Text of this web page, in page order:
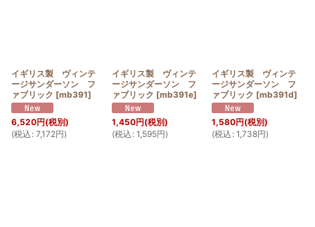
イギリス製 ヴィンテ
ージサンダーソン フ
ァブリック [mb391]
6,520円(税別)
(税込 : 7,172円)
イギリス製 ヴィンテ
ージサンダーソン フ
ァブリック [mb391e]
1,450円(税別)
(税込 : 1,595円)
イギリス製 ヴィンテ
ージサンダーソン フ
ァブリック [mb391d]
1,580円(税別)
(税込 : 1,738円)